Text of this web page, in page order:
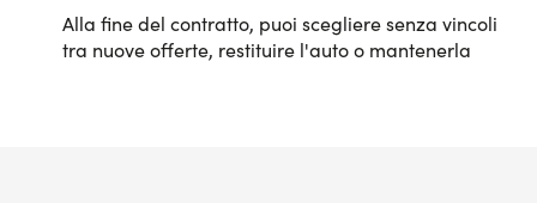
Alla fine del contratto, puoi scegliere senza vincoli
tra nuove offerte, restituire l'auto o mantenerla